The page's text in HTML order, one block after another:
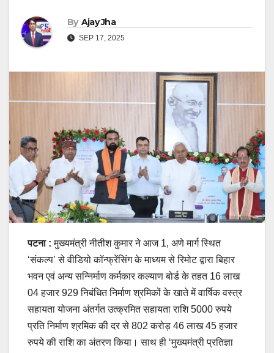
By Ajay Jha
SEP 17, 2025
पटना : मुख्यमंत्री नीतीश कुमार ने आज 1, अणे मार्ग स्थित
‘संकल्प’ से वीडियो कॉन्फ्रेंसिंग के माध्यम से रिमोट द्वारा बिहार
भवन एवं अन्य सन्निर्माण कर्मकार कल्याण बोर्ड के तहत 16 लाख
04 हजार 929 निबंधित निर्माण श्रमिकों के खाते में वार्षिक वस्त्र
सहायता योजना अंतर्गत उत्क्रमित सहायता राशि 5000 रुपये
प्रति निर्माण श्रमिक की दर से 802 करोड़ 46 लाख 45 हजार
रुपये की राशि का अंतरण किया। साथ ही ‘मुख्यमंत्री प्रतिज्ञा